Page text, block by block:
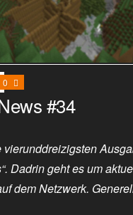
0
#34
Dadrin geht es um
dem Netzwerk.